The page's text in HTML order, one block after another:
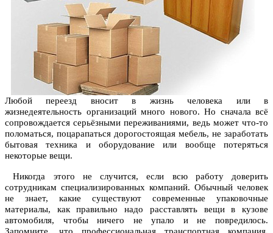
Любой переезд вносит в жизнь человека или в
жизнедеятельность организаций много нового. Но сначала всё
сопровождается серьёзными переживаниями, ведь может что-то
поломаться, поцарапаться дорогостоящая мебель, не заработать
бытовая техника и оборудование или вообще потеряться
некоторые вещи.
Никогда этого не случится, если всю работу доверить
сотрудникам специализированных компаний. Обычный человек
не знает, какие существуют современные упаковочные
материалы, как правильно надо расставлять вещи в кузове
автомобиля, чтобы ничего не упало и не повредилось.